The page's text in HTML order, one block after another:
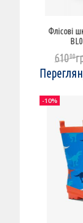
Флісові
61000
-10%